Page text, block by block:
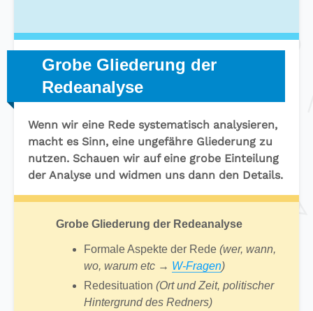
Grobe Gliederung der
Redeanalyse
Wenn wir eine Rede systematisch analysieren,
macht es Sinn, eine ungefähre Gliederung zu
nutzen. Schauen wir auf eine grobe Einteilung
der Analyse und widmen uns dann den Details.
Grobe Gliederung der Redeanalyse
Formale Aspekte der Rede (wer, wann,
wo, warum etc → W-Fragen)
Redesituation (Ort und Zeit, politischer
Hintergrund des Redners)